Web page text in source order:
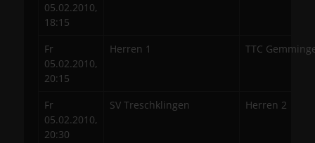
05.02.2010,
18:15
Fr
05.02.2010,
20:15
Herren 1 TTC
Fr
05.02.2010,
20:30
SV Treschklingen Herren 2